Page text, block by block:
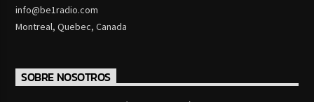
info@be1radio.com
Montreal, Quebec, Canada
SOBRE NOSOTROS